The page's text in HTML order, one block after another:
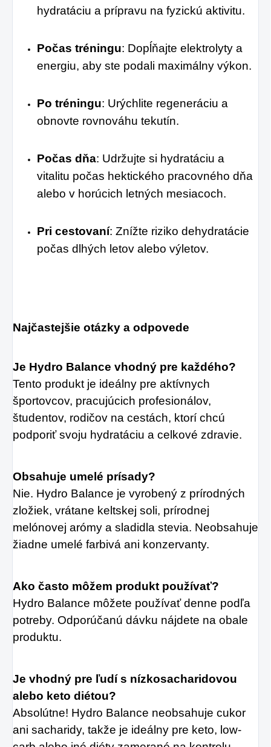
hydratáciu a prípravu na fyzickú aktivitu.
Počas tréningu: Dopĺňajte elektrolyty a
energiu, aby ste podali maximálny výkon.
Po tréningu: Urýchlite regeneráciu a
obnovte rovnováhu tekutín.
Počas dňa: Udržujte si hydratáciu a
vitalitu počas hektického pracovného dňa
alebo v horúcich letných mesiacoch.
Pri cestovaní: Znížte riziko dehydratácie
počas dlhých letov alebo výletov.
Najčastejšie otázky a odpovede
Je Hydro Balance vhodný pre každého?
Tento produkt je ideálny pre aktívnych
športovcov, pracujúcich profesionálov,
študentov, rodičov na cestách, ktorí chcú
podporiť svoju hydratáciu a celkové zdravie.
Obsahuje umelé prísady?
Nie. Hydro Balance je vyrobený z prírodných
zložiek, vrátane keltskej soli, prírodnej
melónovej arómy a sladidla stevia. Neobsahuje
žiadne umelé farbivá ani konzervanty.
Ako často môžem produkt používať?
Hydro Balance môžete používať denne podľa
potreby. Odporúčanú dávku nájdete na obale
produktu.
Je vhodný pre ľudí s nízkosacharidovou
alebo keto diétou?
Absolútne! Hydro Balance neobsahuje cukor
ani sacharidy, takže je ideálny pre keto, low-